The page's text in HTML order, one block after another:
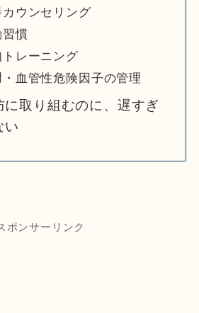
ウンセリング
慣
レーニング
血管性危険因子の管理
に取り組むのに、遅すぎ
い
ポンサーリンク